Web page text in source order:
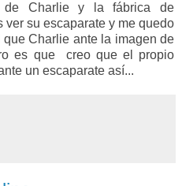
de Charlie y la fábrica de
ver su escaparate y me quedo
Charlie ante la imagen de
es que creo que el propio
un escaparate así...